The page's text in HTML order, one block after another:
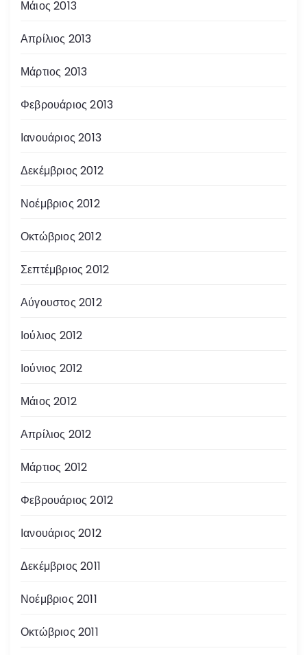
Μάιος 2013
Απρίλιος 2013
Μάρτιος 2013
Φεβρουάριος 2013
Ιανουάριος 2013
Δεκέμβριος 2012
Νοέμβριος 2012
Οκτώβριος 2012
Σεπτέμβριος 2012
Αύγουστος 2012
Ιούλιος 2012
Ιούνιος 2012
Μάιος 2012
Απρίλιος 2012
Μάρτιος 2012
Φεβρουάριος 2012
Ιανουάριος 2012
Δεκέμβριος 2011
Νοέμβριος 2011
Οκτώβριος 2011